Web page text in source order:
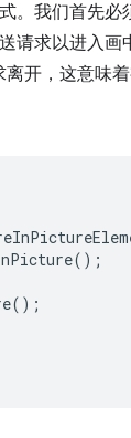
。我们首先必
请求以进入
离开，这意味
();
();